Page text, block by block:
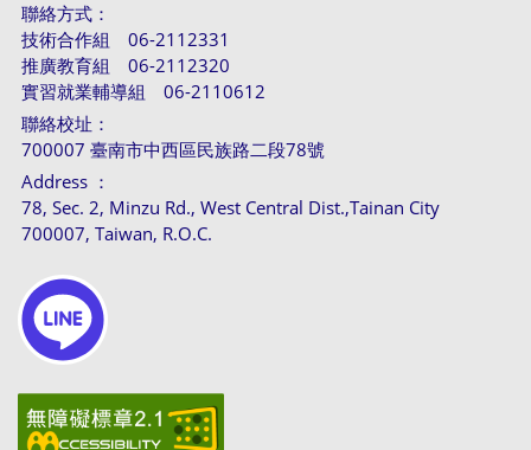
聯絡方式：
技術合作組 06-2112331
推廣教育組 06-2112320
實習就業輔導組 06-2110612
聯絡校址：
700007 臺南市中西區民族路二段78號
Address ：
78, Sec. 2, Minzu Rd., West Central Dist.,Tainan City
700007, Taiwan, R.O.C.